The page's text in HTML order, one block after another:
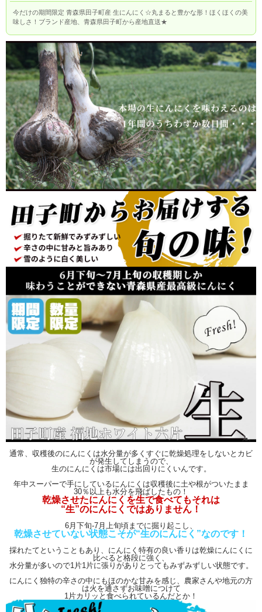
今だけの期間限定 青森県田子町産 生にんにく☆丸まると豊かな形！ほくほくの美
味しさ！ブランド産地、青森県田子町から産地直送★
通常、収穫後のにんにくは水分量が多くすぐに乾燥処理をしないとカビ
が発生してしまうので、
生のにんにくは市場には出回りにくいんです。
年中スーパーで手にしているにんにくは収穫後に土や根がついたまま
30％以上も水分を飛ばしたもの！
乾燥させたにんにくを生で食べてもそれは
“生”のにんにくではありません！
6月下旬-7月上旬頃までに掘り起こし、
乾燥させていない状態こそが“生のにんにく”なのです！
採れたてということもあり、にんにく特有の良い香りは乾燥にんにくに
比べると格段に強く、
水分量が多いので1片1片に張りがありとってもみずみずしい状態です。
にんにく独特の辛さの中にもほのかな甘みを感じ、農家さんや地元の方
は火を通さずお味噌につけて
1片カリッと食べられているんだとか！